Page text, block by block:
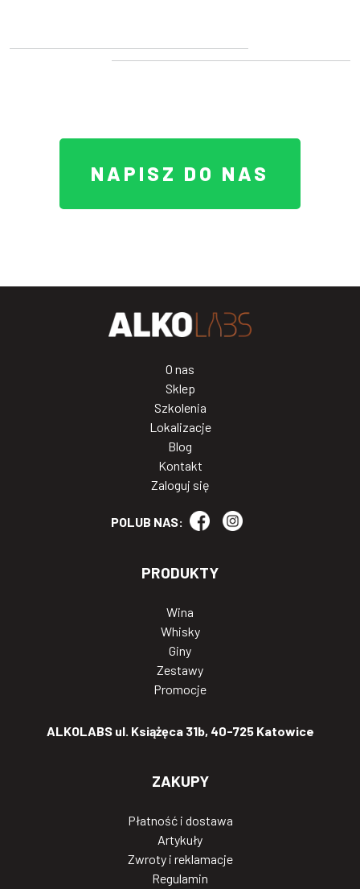
NAPISZ DO NAS
O nas
Sklep
Szkolenia
Lokalizacje
Blog
Kontakt
Zaloguj się
POLUB NAS:
PRODUKTY
Wina
Whisky
Giny
Zestawy
Promocje
ALKOLABS ul. Książęca 31b, 40-725 Katowice
ZAKUPY
Płatność i dostawa
Artykuły
Zwroty i reklamacje
Regulamin